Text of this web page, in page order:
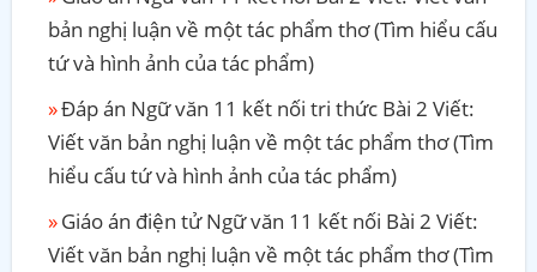
bản nghị luận về một tác phẩm thơ (Tìm hiểu cấu
tứ và hình ảnh của tác phẩm)
Đáp án Ngữ văn 11 kết nối tri thức Bài 2 Viết:
Viết văn bản nghị luận về một tác phẩm thơ (Tìm
hiểu cấu tứ và hình ảnh của tác phẩm)
Giáo án điện tử Ngữ văn 11 kết nối Bài 2 Viết:
Viết văn bản nghị luận về một tác phẩm thơ (Tìm